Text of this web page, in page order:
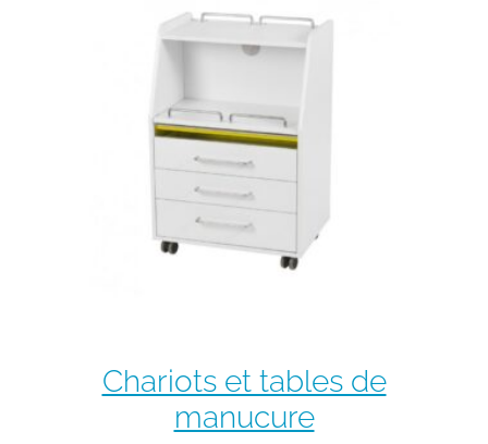
Chariots et tables de
manucure